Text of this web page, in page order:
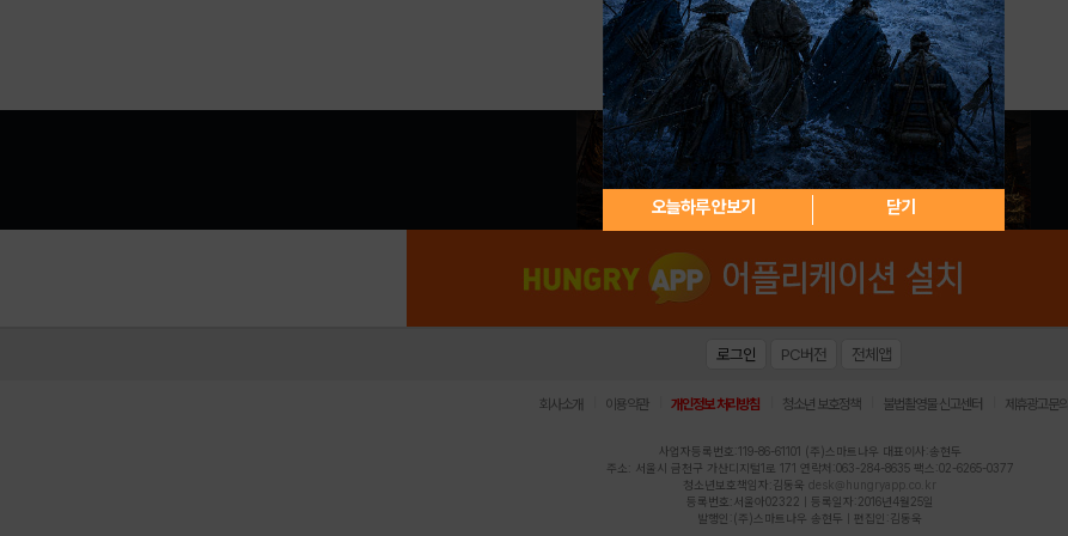
아이디 / 비밀번호 찾기 회원가입
오늘하루 안보기 닫기
로그인 PC버전 전체앱
회사소개 이용약관 개인정보 처리방침 청소년 보호정책 불법촬영물 신고센터 제휴광고문의
사업자등록번호:119-86-61101 (주)스마트나우 대표이사:송현두
주소: 서울시 금천구 가산디지털1로 171 연락처:063-284-8635 팩스:02-6265-0377
청소년보호책임자:김동욱 desk@hungryapp.co.kr
등록번호:서울아02322 | 등록일자:2016년4월25일
발행인:(주)스마트나우 송현두 | 편집인:김동욱